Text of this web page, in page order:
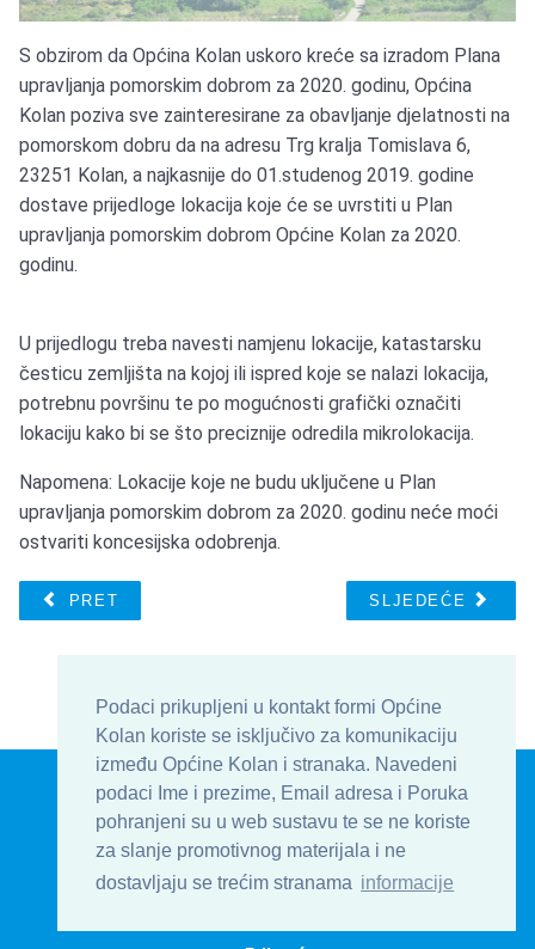
Podaci prikupljeni u kontakt formi Općine
Kolan koriste se isključivo za komunikaciju
između Općine Kolan i stranaka. Navedeni
podaci Ime i prezime, Email adresa i Poruka
pohranjeni su u web sustavu te se ne koriste
za slanje promotivnog materijala i ne
dostavljaju se trećim stranama informacije
S obzirom da Općina Kolan uskoro kreće sa izradom Plana
upravljanja pomorskim dobrom za 2020. godinu, Općina
Kolan poziva sve zainteresirane za obavljanje djelatnosti na
pomorskom dobru da na adresu Trg kralja Tomislava 6,
23251 Kolan, a najkasnije do 01.studenog 2019. godine
dostave prijedloge lokacija koje će se uvrstiti u Plan
upravljanja pomorskim dobrom Općine Kolan za 2020.
godinu.
U prijedlogu treba navesti namjenu lokacije, katastarsku
česticu zemljišta na kojoj ili ispred koje se nalazi lokacija,
potrebnu površinu te po mogućnosti grafički označiti
lokaciju kako bi se što preciznije odredila mikrolokacija.
Napomena: Lokacije koje ne budu uključene u Plan
upravljanja pomorskim dobrom za 2020. godinu neće moći
ostvariti koncesijska odobrenja.
PRET SLJEDEĆE
© Općina Kolan , Općinska uprava 2016 - 2026
Develop & Host byTJstudio.info
| Uvjeti korištenja | Kontakt
| Formular
| Impressum